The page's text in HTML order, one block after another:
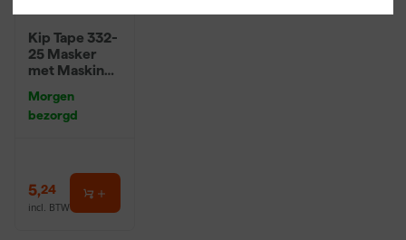
Kip Tape 332-
25 Masker
met Masking
33m
Morgen
bezorgd
5,24
incl. BTW